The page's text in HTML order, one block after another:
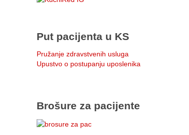
Put pacijenta u KS
Pružanje zdravstvenih usluga
Upustvo o postupanju uposlenika
Brošure za pacijente